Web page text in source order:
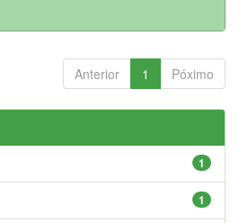
Anterior 1 Póximo
1
1